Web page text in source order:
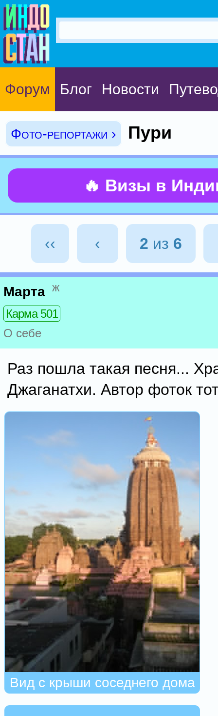
Форум Блог Новости
Фото-репортажи › Пури
🔥 Визы в
‹‹ ‹ 2 из 6
Марта ж
Карма 501
О себе
Раз пошла такая песня...
Джаганатхи. Автор фоток
Вид с крыши соседнего дома